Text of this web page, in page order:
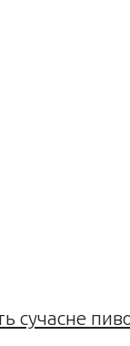
сучасне